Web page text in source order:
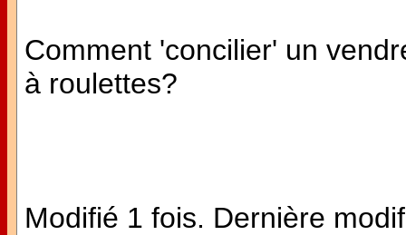
Comment 'concilier' un
à roulettes?
Modifié 1 fois. Dernière